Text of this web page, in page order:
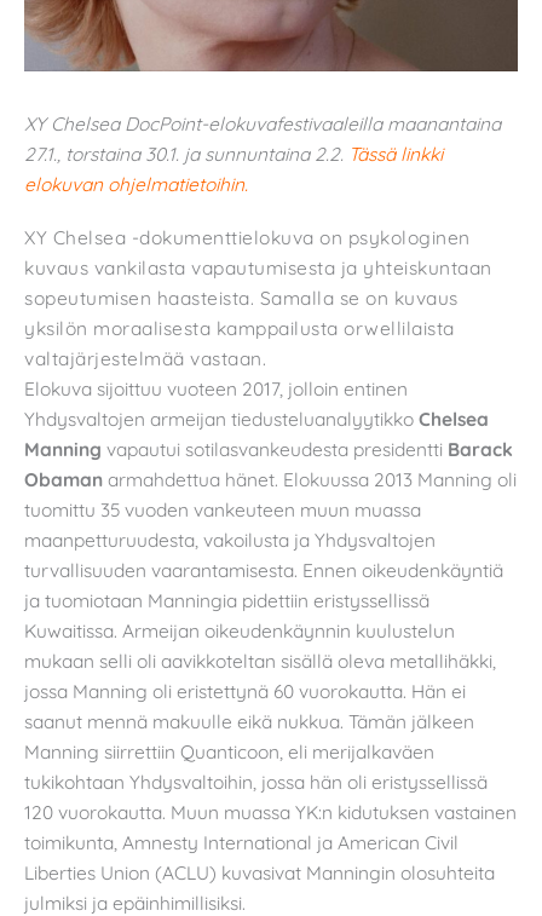
XY Chelsea DocPoint-elokuvafestivaaleilla maanantaina
27.1., torstaina 30.1. ja sunnuntaina 2.2. Tässä linkki
elokuvan ohjelmatietoihin.
XY Chelsea -dokumenttielokuva on psykologinen
kuvaus vankilasta vapautumisesta ja yhteiskuntaan
sopeutumisen haasteista. Samalla se on kuvaus
yksilön moraalisesta kamppailusta orwellilaista
valtajärjestelmää vastaan.
Elokuva sijoittuu vuoteen 2017, jolloin entinen
Yhdysvaltojen armeijan tiedusteluanalyytikko Chelsea
Manning vapautui sotilasvankeudesta presidentti Barack
Obaman armahdettua hänet. Elokuussa 2013 Manning oli
tuomittu 35 vuoden vankeuteen muun muassa
maanpetturuudesta, vakoilusta ja Yhdysvaltojen
turvallisuuden vaarantamisesta. Ennen oikeudenkäyntiä
ja tuomiotaan Manningia pidettiin eristyssellissä
Kuwaitissa. Armeijan oikeudenkäynnin kuulustelun
mukaan selli oli aavikkoteltan sisällä oleva metallihäkki,
jossa Manning oli eristettynä 60 vuorokautta. Hän ei
saanut mennä makuulle eikä nukkua. Tämän jälkeen
Manning siirrettiin Quanticoon, eli merijalkaväen
tukikohtaan Yhdysvaltoihin, jossa hän oli eristyssellissä
120 vuorokautta. Muun muassa YK:n kidutuksen vastainen
toimikunta, Amnesty International ja American Civil
Liberties Union (ACLU) kuvasivat Manningin olosuhteita
julmiksi ja epäinhimillisiksi.